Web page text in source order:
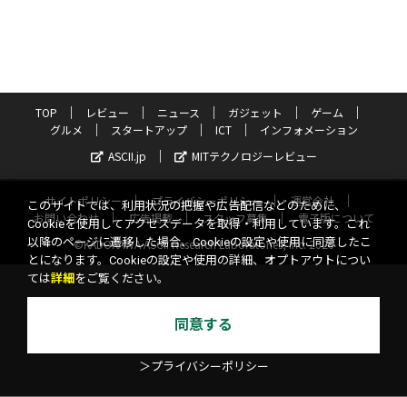
TOP レビュー ニュース ガジェット
ゲーム
グルメ
スタートアップ ICT
インフォメーション
ASCII.jp
MITテクノロジーレビュー
サイトポリシー プライバシーポリシー
運営会社
お問い合わせ
広告掲載 スタッフ募集
電子版について
©KADOKAWA ASCII Research Laboratories, Inc. 2026
このサイトでは、利用状況の把握や広告配信などのために、
Cookieを使用してアクセスデータを取得・利用しています。これ
以降のページに遷移した場合、Cookieの設定や使用に同意したこ
とになります。Cookieの設定や使用の詳細、オプトアウトについ
ては詳細 をご覧ください。
同意する
＞プライバシーポリシー